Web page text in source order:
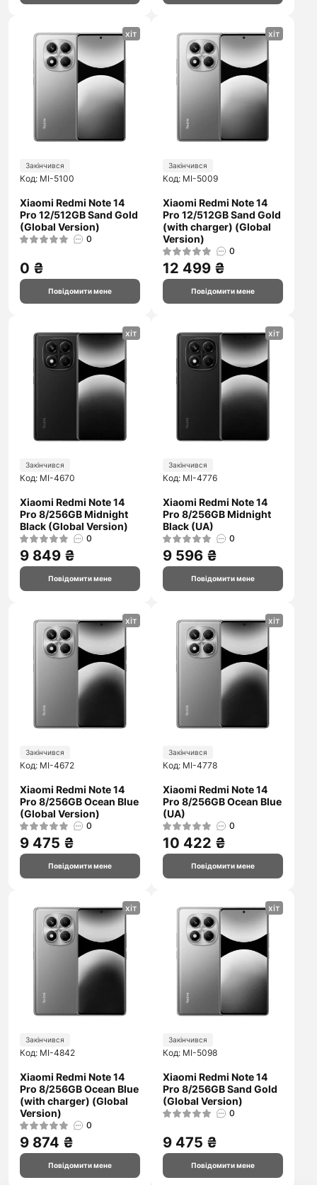
хіт
Закінчився
Код: MI-5100
Xiaomi Redmi Note 14
Pro 12/512GB Sand Gold
(Global Version)
0
0 ₴
Повідомити мене
хіт
Закінчився
Код: MI-5009
Xiaomi Redmi Note 14
Pro 12/512GB Sand Gold
(with charger) (Global
Version)
0
12 499 ₴
Повідомити мене
хіт
Закінчився
Код: MI-4670
Xiaomi Redmi Note 14
Pro 8/256GB Midnight
Black (Global Version)
0
9 849 ₴
Повідомити мене
хіт
Закінчився
Код: MI-4776
Xiaomi Redmi Note 14
Pro 8/256GB Midnight
Black (UA)
0
9 596 ₴
Повідомити мене
хіт
Закінчився
Код: MI-4672
Xiaomi Redmi Note 14
Pro 8/256GB Ocean Blue
(Global Version)
0
9 475 ₴
Повідомити мене
хіт
Закінчився
Код: MI-4778
Xiaomi Redmi Note 14
Pro 8/256GB Ocean Blue
(UA)
0
10 422 ₴
Повідомити мене
хіт
Закінчився
Код: MI-4842
Xiaomi Redmi Note 14
Pro 8/256GB Ocean Blue
(with charger) (Global
Version)
0
9 874 ₴
Повідомити мене
хіт
Закінчився
Код: MI-5098
Xiaomi Redmi Note 14
Pro 8/256GB Sand Gold
(Global Version)
0
9 475 ₴
Повідомити мене